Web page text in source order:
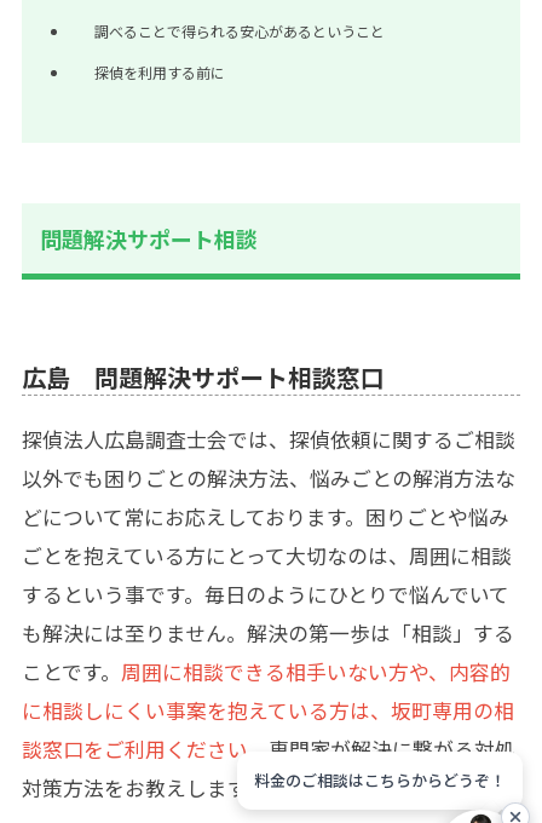
調べることで得られる安心があるということ
探偵を利用する前に
問題解決サポート相談
広島 問題解決サポート相談窓口
探偵法人広島調査士会では、探偵依頼に関するご相談
以外でも困りごとの解決方法、悩みごとの解消方法な
どについて常にお応えしております。困りごとや悩み
ごとを抱えている方にとって大切なのは、周囲に相談
するという事です。毎日のようにひとりで悩んでいて
も解決には至りません。解決の第一歩は「相談」する
ことです。 周囲に相談できる相手いない方や、内容的
に相談しにくい事案を抱えている方は、坂町専用の相
談窓口をご利用ください 。専門家が解決に繋がる対処
対策方法をお教えします。料金のご相談はこちらからどうぞ！